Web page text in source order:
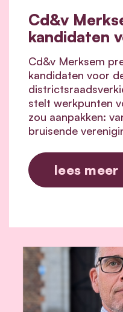
Cd&v
kandidaten
Cd&v Merksem
kandidaten voor
stelt werkpunten
zou aanpakken:
bruisende
lees meer